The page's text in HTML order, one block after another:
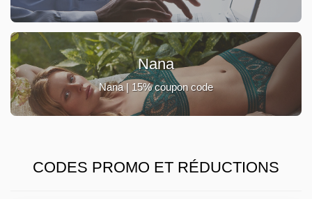
Nana
Nana | 15% coupon code
CODES PROMO ET RÉDUCTIONS